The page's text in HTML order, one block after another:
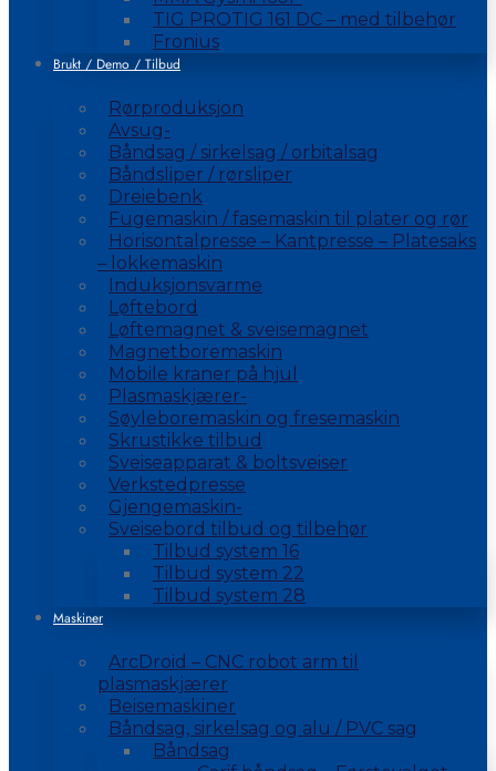
TIG PROTIG 161 DC – med tilbehør
Fronius
Brukt / Demo / Tilbud
Rørproduksjon
Avsug-
Båndsag / sirkelsag / orbitalsag
Båndsliper / rørsliper
Dreiebenk
Fugemaskin / fasemaskin til plater og rør
Horisontalpresse – Kantpresse – Platesaks
– lokkemaskin
Induksjonsvarme
Løftebord
Løftemagnet & sveisemagnet
Magnetboremaskin
Mobile kraner på hjul
Plasmaskjærer-
Søyleboremaskin og fresemaskin
Skrustikke tilbud
Sveiseapparat & boltsveiser
Verkstedpresse
Gjengemaskin-
Sveisebord tilbud og tilbehør
Tilbud system 16
Tilbud system 22
Tilbud system 28
Maskiner
ArcDroid – CNC robot arm til
plasmaskjærer
Beisemaskiner
Båndsag, sirkelsag og alu / PVC sag
Båndsag